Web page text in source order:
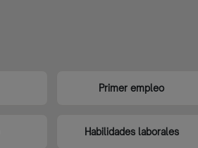
Primer empleo
Habilidades laborales